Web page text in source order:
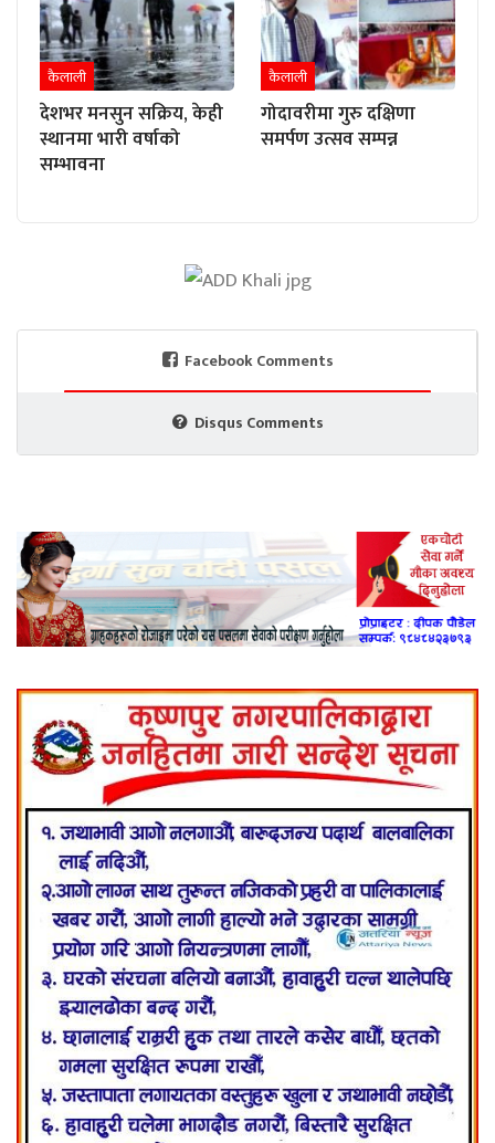
कैलाली
देशभर मनसुन सक्रिय, केही
स्थानमा भारी वर्षाको
सम्भावना
कैलाली
गोदावरीमा गुरु दक्षिणा
समर्पण उत्सव सम्पन्न
Facebook Comments
Disqus Comments